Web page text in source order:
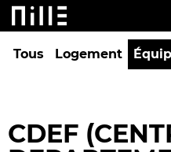
Tous Logement
CDEF